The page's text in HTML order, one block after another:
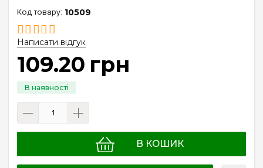
10509
Написати відгук
109.20 грн
В КОШИК